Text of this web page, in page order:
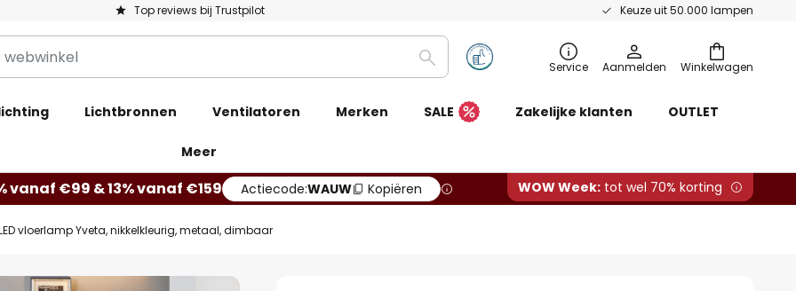
Top reviews bij Trustpilot Keuze uit 50.000 lampen
Winkelwagen
Zoeken Service Aanmelden
Lichtbronnen Ventilatoren Merken SALE Zakelijke klanten OUTLET
Meer
vanaf €99 & 13% vanaf €159 Actiecode:WAUW Kopiëren WOW Week: tot wel 70% korting
vloerlamp Yveta, nikkelkleurig, metaal, dimbaar